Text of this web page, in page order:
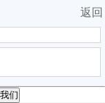
返回
们